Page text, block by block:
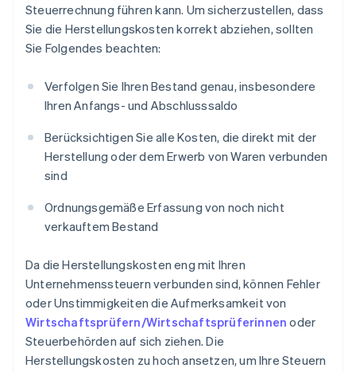
Steuerrechnung führen kann. Um sicherzustellen, dass
Sie die Herstellungskosten korrekt abziehen, sollten
Sie Folgendes beachten:
Verfolgen Sie Ihren Bestand genau, insbesondere
Ihren Anfangs- und Abschlusssaldo
Berücksichtigen Sie alle Kosten, die direkt mit der
Herstellung oder dem Erwerb von Waren verbunden
sind
Ordnungsgemäße Erfassung von noch nicht
verkauftem Bestand
Da die Herstellungskosten eng mit Ihren
Unternehmenssteuern verbunden sind, können Fehler
oder Unstimmigkeiten die Aufmerksamkeit von
Wirtschaftsprüfern/Wirtschaftsprüferinnen oder
Steuerbehörden auf sich ziehen. Die
Herstellungskosten zu hoch ansetzen, um Ihre Steuern